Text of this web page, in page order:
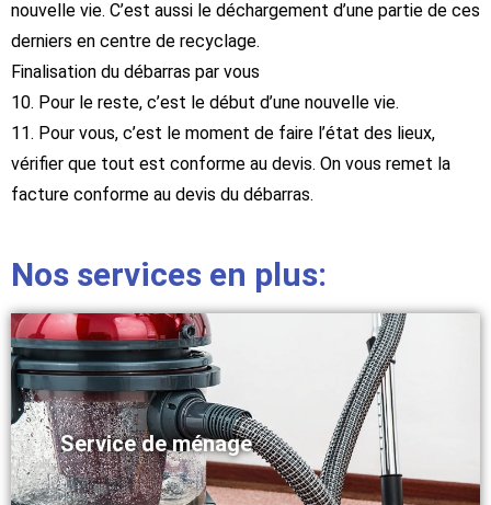
nouvelle vie. C’est aussi le déchargement d’une partie de ces
derniers en centre de recyclage.
Finalisation du débarras par vous
10. Pour le reste, c’est le début d’une nouvelle vie.
11. Pour vous, c’est le moment de faire l’état des lieux,
vérifier que tout est conforme au devis. On vous remet la
facture conforme au devis du débarras.
Nos services en plus:
Service de ménage